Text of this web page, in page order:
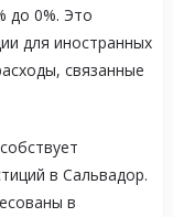
до 0%. Это
для иностранных
связанные
в Сальвадор.
в